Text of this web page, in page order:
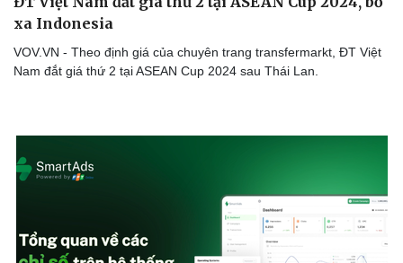
xa Indonesia
VOV.VN - Theo định giá của chuyên trang transfermarkt, ĐT Việt
Nam đắt giá thứ 2 tại ASEAN Cup 2024 sau Thái Lan.